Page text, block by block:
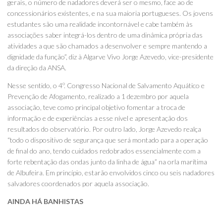
gerais, o número de nadadores deverá ser o mesmo, face ao de
concessionários existentes, e na sua maioria portugueses. Os jovens
estudantes são uma realidade incontornável e cabe também às
associações saber integrá-los dentro de uma dinâmica própria das
atividades a que são chamados a desenvolver e sempre mantendo a
dignidade da função”, diz à Algarve Vivo Jorge Azevedo, vice-presidente
da direção da ANSA.
Nesse sentido, o 4º. Congresso Nacional de Salvamento Aquático e
Prevenção de Afogamento, realizado a 1 dezembro por aquela
associação, teve como principal objetivo fomentar a troca de
informação e de experiências a esse nível e apresentação dos
resultados do observatório. Por outro lado, Jorge Azevedo realça
“todo o dispositivo de segurança que será montado para a operação
de final do ano, tendo cuidados redobrados essencialmente com a
forte rebentação das ondas junto da linha de água” na orla marítima
de Albufeira. Em princípio, estarão envolvidos cinco ou seis nadadores
salvadores coordenados por aquela associação.
AINDA HÁ BANHISTAS